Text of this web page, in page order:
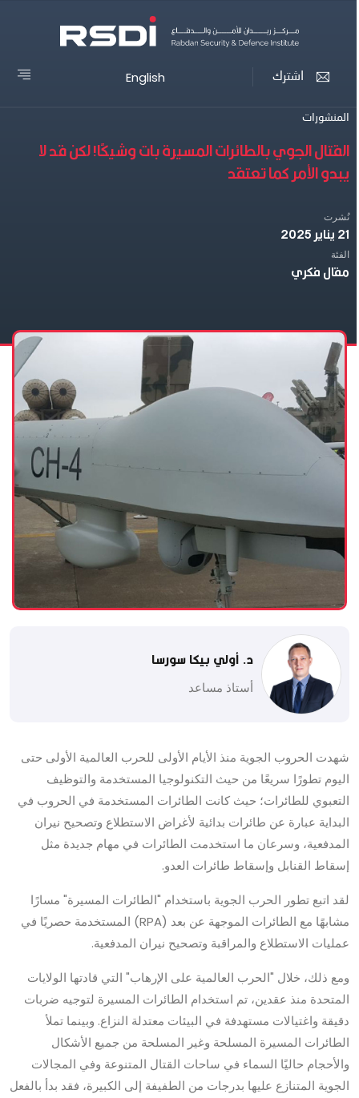
اشترك English
المنشورات
القتال الجوي بالطائرات المسيرة بات وشيكًا! لكن قد لا
يبدو الأمر كما تعتقد
نُشرت
21 يناير 2025
الفئة
مقال فكري
د. أولي بيكا سورسا
أستاذ مساعد
شهدت الحروب الجوية منذ الأيام الأولى للحرب العالمية الأولى حتى
اليوم تطورًا سريعًا من حيث التكنولوجيا المستخدمة والتوظيف
التعبوي للطائرات؛ حيث كانت الطائرات المستخدمة في الحروب في
البداية عبارة عن طائرات بدائية لأغراض الاستطلاع وتصحيح نيران
المدفعية، وسرعان ما استخدمت الطائرات في مهام جديدة مثل
إسقاط القنابل وإسقاط طائرات العدو.
لقد اتبع تطور الحرب الجوية باستخدام "الطائرات المسيرة" مسارًا
مشابهًا مع الطائرات الموجهة عن بعد (RPA) المستخدمة حصريًا في
عمليات الاستطلاع والمراقبة وتصحيح نيران المدفعية.
ومع ذلك، خلال "الحرب العالمية على الإرهاب" التي قادتها الولايات
المتحدة منذ عقدين، تم استخدام الطائرات المسيرة لتوجيه ضربات
دقيقة واغتيالات مستهدفة في البيئات معتدلة النزاع. وبينما تملأ
الطائرات المسيرة المسلحة وغير المسلحة من جميع الأشكال
والأحجام حاليًا السماء في ساحات القتال المتنوعة وفي المجالات
الجوية المتنازع عليها بدرجات من الطفيفة إلى الكبيرة، فقد بدأ بالفعل